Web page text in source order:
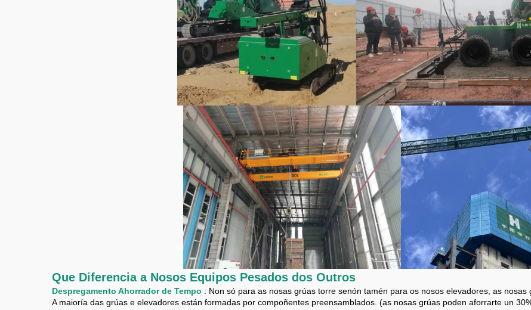
Que Diferencia a Nosos Equipos Pesados dos Outros
Despregamento Ahorrador de Tempo : Non só para as nosas grúas torre senón tamén para os nosos elevadores, as
A maioría das grúas e elevadores están formadas por compoñentes preensamblados. (as nosas grúas poden aforrarte un